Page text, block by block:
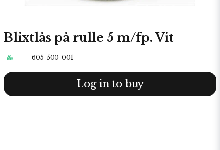
Blixtlås på rulle 5 m/fp. Vit
605-500-001
Log in to buy